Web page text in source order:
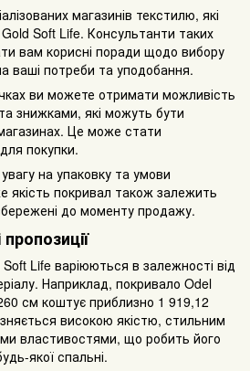
магазинів текстилю, які
Soft Life. Консультанти таких
вам корисні поради щодо вибору
ваші потреби та уподобання.
ви можете отримати можливість
знижками, які можуть бути
Це може стати
покупки.
на упаковку та умови
якість покривал також залежить
до моменту продажу.
Life варіюються в залежності від
Наприклад, покривало Odel
см коштує приблизно 1 919,12
високою якістю, стильним
властивостями, що робить його
якої спальні.